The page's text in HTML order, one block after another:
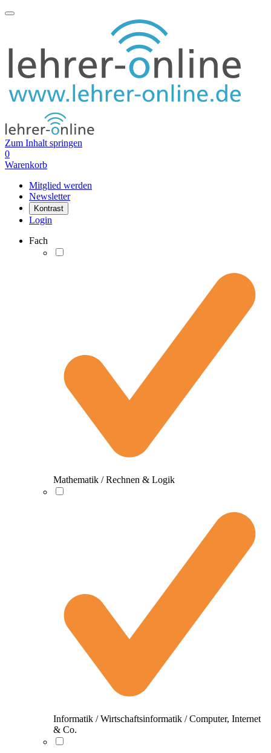
Zum Inhalt springen
0
Warenkorb
Mitglied werden
Newsletter
Kontrast
Login
Fach
Mathematik / Rechnen & Logik
Informatik / Wirtschaftsinformatik / Computer, Internet
& Co.